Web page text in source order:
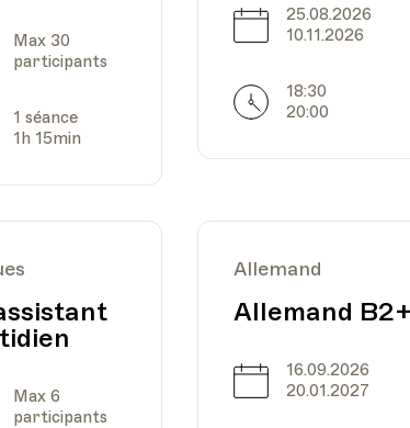
Capacité
Max 30
participants
Séances
1 séance
1h 15min
Date
25.08.2026
10.11.2026
Horarires
18:30
20:00
Capacité
Max 6
participants
Allemand
Allemand B2+
Date
16.09.2026
20.01.2027